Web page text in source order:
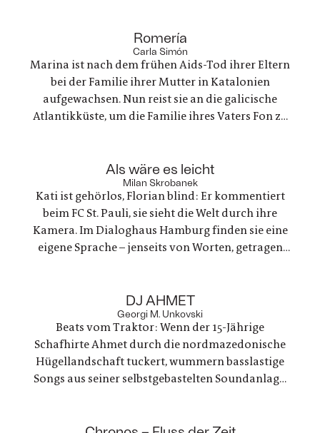
radikaler Protestbewegungen einen Ausweg aus
der Klimakrise bieten kann
Romería
Carla Simón
Marina ist nach dem frühen Aids-Tod ihrer Eltern
bei der Familie ihrer Mutter in Katalonien
aufgewachsen. Nun reist sie an die galicische
Atlantikküste, um die Familie ihres Vaters Fon zu
Jahren erlebten – im Aufbruch nach Ende der
Franco-Diktatur
Als wäre es leicht
Milan Skrobanek
Kati ist gehörlos, Florian blind: Er kommentiert
beim FC St. Pauli, sie sieht die Welt durch ihre
Kamera. Im Dialoghaus Hamburg finden sie eine
eigene Sprache – jenseits von Worten, getragen
Beziehung auf die Probe; gerade darin wächst
ihre besondere Kraft
DJ AHMET
Georgi M. Unkovski
Beats vom Traktor: Wenn der 15-Jährige
Schafhirte Ahmet durch die nordmazedonische
Hügellandschaft tuckert, wummern basslastige
Songs aus seiner selbstgebastelten Soundanlage.
Leider ist die nächste Disco unerreichbar weit